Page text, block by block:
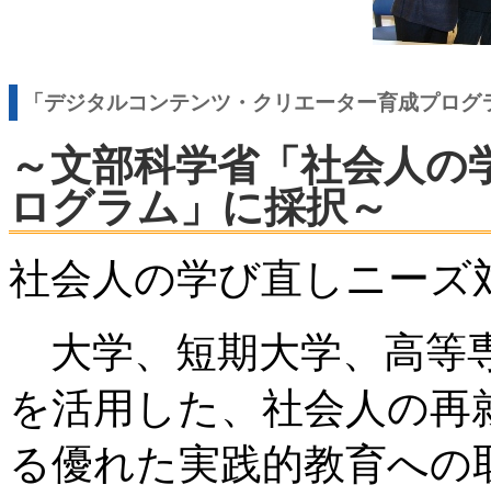
「デジタルコンテンツ・クリエーター育成プログ
～文部科学省「社会人
ログラム」に採択～
社会人の学び直しニー
大学、短期大学、高等
を活用した、社会人の
る優れた実践的教育へ